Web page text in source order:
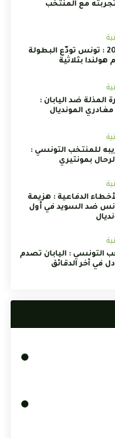
مع المنتخب
مونديال 2026 : تونس تودّع البطولة
هولندا بثلاثية
المذلة ضد اليابان :
المونديال
للمنتخب التونسي :
بمونتيري
الدفاعية : هزيمة
ضد السويد في أول
التونسي : اليابان تصدم
في آخر الدقائق